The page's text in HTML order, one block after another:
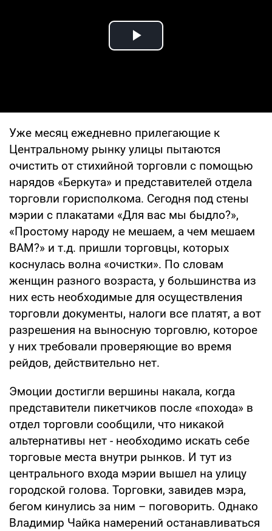
Play Video
Уже месяц ежедневно прилегающие к
Центральному рынку улицы пытаются
очистить от стихийной торговли с помощью
нарядов «Беркута» и представителей отдела
торговли горисполкома. Сегодня под стены
мэрии с плакатами «Для вас мы быдло?»,
«Простому народу не мешаем, а чем мешаем
ВАМ?» и т.д. пришли торговцы, которых
коснулась волна «очистки». По словам
женщин разного возраста, у большинства из
них есть необходимые для осуществления
торговли документы, налоги все платят, а вот
разрешения на выносную торговлю, которое
у них требовали проверяющие во время
рейдов, действительно нет.
Эмоции достигли вершины накала, когда
представители пикетчиков после «похода» в
отдел торговли сообщили, что никакой
альтернативы нет - необходимо искать себе
торговые места внутри рынков. И тут из
центрального входа мэрии вышел на улицу
городской голова. Торговки, завидев мэра,
бегом кинулись за ним – поговорить. Однако
Владимир Чайка намерений останавливаться